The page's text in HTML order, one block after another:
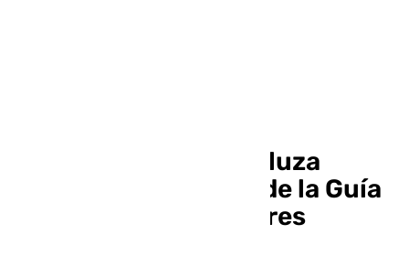
La gastronomía andaluza
destaca en una Gala de la Guía
Michelin sin nuevos tres